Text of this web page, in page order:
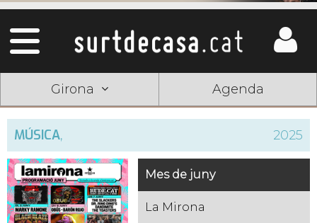
Girona Agenda
MÚSICA, 2025
Mes de juny
La Mirona